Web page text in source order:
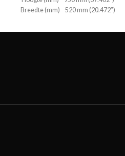
Breedte (mm) 520 mm (20.472″)
Maximale Belasting 175 kg